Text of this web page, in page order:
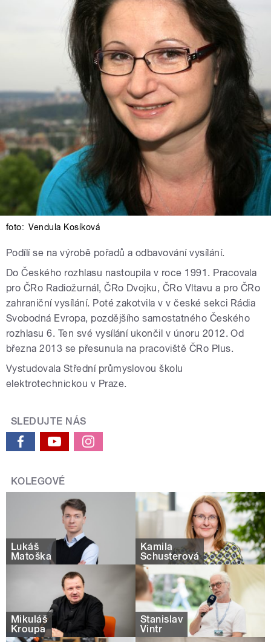
foto: Vendula Kosíková
Podílí se na výrobě pořadů a odbavování vysílání.
Do Českého rozhlasu nastoupila v roce 1991. Pracovala
pro ČRo Radiožurnál, ČRo Dvojku, ČRo Vltavu a pro ČRo
zahraniční vysílání. Poté zakotvila v v české sekci Rádia
Svobodná Evropa, pozdějšího samostatného Českého
rozhlasu 6. Ten své vysílání ukončil v únoru 2012. Od
března 2013 se přesunula na pracoviště ČRo Plus.
Vystudovala Střední průmyslovou školu
elektrotechnickou v Praze.
SLEDUJTE NÁS
KOLEGOVÉ
Lukáš
Matoška
Kamila
Schusterová
Mikuláš
Kroupa
Stanislav
Vintr